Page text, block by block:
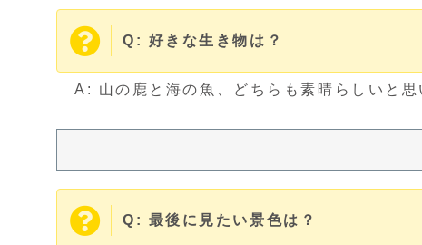
Q: 好きな生き物は？
A: 山の鹿と海の魚、どちらも素晴らしいと思
Q: 最後に見たい景色は？